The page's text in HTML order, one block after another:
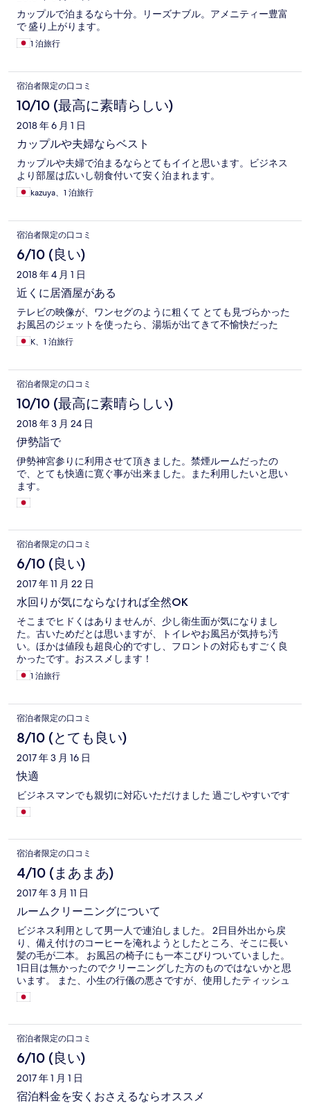
カップルで泊まるなら十分。リーズナブル。アメニティー豊富
で 盛り上がります。
1 泊旅行
宿泊者限定の口コミ
10/10 (最高に素晴らしい)
2018 年 6 月 1 日
カップルや夫婦ならベスト
カップルや夫婦で泊まるならとてもイイと思います。ビジネス
より部屋は広いし朝食付いて安く泊まれます。
kazuya、1 泊旅行
宿泊者限定の口コミ
6/10 (良い)
2018 年 4 月 1 日
近くに居酒屋がある
テレビの映像が、ワンセグのように粗くて とても見づらかった
お風呂のジェットを使ったら、湯垢が出てきて不愉快だった
K、1 泊旅行
宿泊者限定の口コミ
10/10 (最高に素晴らしい)
2018 年 3 月 24 日
伊勢詣で
伊勢神宮参りに利用させて頂きました。禁煙ルームだったの
で、とても快適に寛ぐ事が出来ました。また利用したいと思い
ます。
宿泊者限定の口コミ
6/10 (良い)
2017 年 11 月 22 日
水回りが気にならなければ全然OK
そこまでヒドくはありませんが、少し衛生面が気になりまし
た。古いためだとは思いますが、トイレやお風呂が気持ち汚
い。ほかは値段も超良心的ですし、フロントの対応もすごく良
かったです。おススメします！
1 泊旅行
宿泊者限定の口コミ
8/10 (とても良い)
2017 年 3 月 16 日
快適
ビジネスマンでも親切に対応いただけました 過ごしやすいです
宿泊者限定の口コミ
4/10 (まあまあ)
2017 年 3 月 11 日
ルームクリーニングについて
ビジネス利用として男一人で連泊しました。 2日目外出から戻
り、備え付けのコーヒーを淹れようとしたところ、そこに長い
髪の毛が二本。 お風呂の椅子にも一本こびりついていました。
1日目は無かったのでクリーニングした方のものではないかと思
います。 また、小生の行儀の悪さですが、使用したティッシュ
をゴミ箱に投げてはずれたものが2日目戻ったときもベッド脇に
放置されたままでした。 さらに、アメニティの補充も不充分で
宿泊者限定の口コミ
6/10 (良い)
2017 年 1 月 1 日
宿泊料金を安くおさえるならオススメ